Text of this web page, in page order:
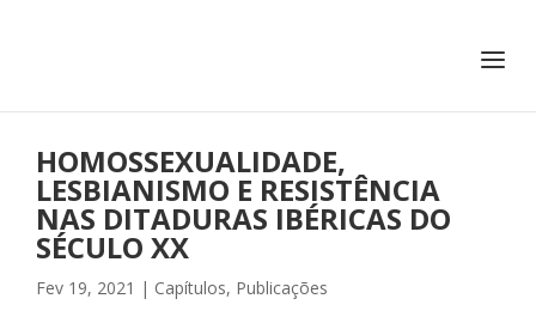
HOMOSSEXUALIDADE,
LESBIANISMO E RESISTÊNCIA
NAS DITADURAS IBÉRICAS DO
SÉCULO XX
Fev 19, 2021 | Capítulos, Publicações